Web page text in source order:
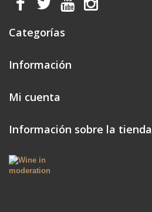
Categorías
Información
Mi cuenta
Información sobre la tienda